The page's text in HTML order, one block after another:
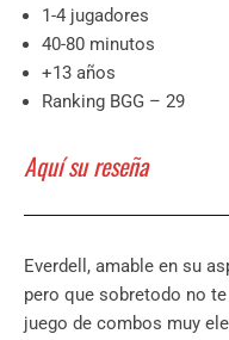
1-4 jugadores
40-80 minutos
+13 años
Ranking BGG – 29
Aquí su reseña
Everdell, amable en su
pero que sobretodo no
juego de combos muy